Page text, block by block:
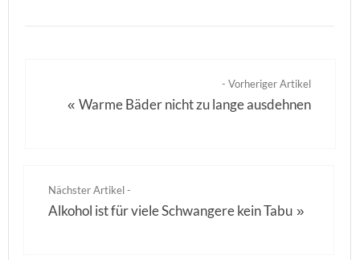
- Vorheriger Artikel
«Warme Bäder nicht zu lange ausdehnen
Nächster Artikel -
Alkohol ist für viele Schwangere kein Tabu »